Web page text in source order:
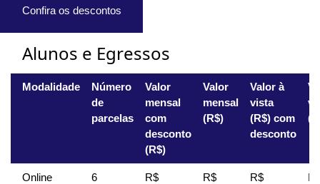
Confira os descontos
Alunos e Egressos
Modalidade
Número
de
parcelas
Valor
mensal
com
desconto
(R$)
Valor
mensal
(R$)
Valor à
vista
(R$) com
desconto
Online 6
R$
R$
R$